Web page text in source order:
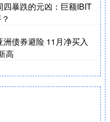
暴跌的元凶：巨额IBIT
债券避险 11月净买入
高